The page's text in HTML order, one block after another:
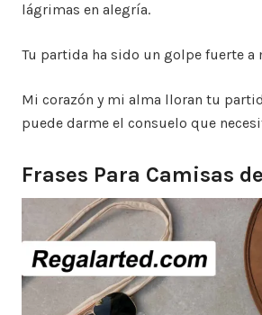
lágrimas en alegría.
Tu partida ha sido un golpe fuerte a
Mi corazón y mi alma lloran tu
puede darme el consuelo que
Frases Para Camisas